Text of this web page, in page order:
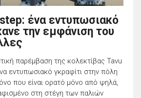
ένα εντυπωσιακό
την εμφάνιση του
παρέμβαση της κολεκτίβας Tavu
εντυπωσιακό γκραφίτι στην πόλη
που είναι ορατό μόνο από ψηλά,
στη στέγη των παλιών